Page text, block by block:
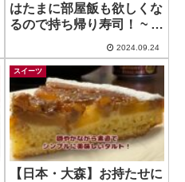
はたまに部屋飯も欲しくな
るので持ち帰り寿司！ ~ 持
2024.09.24
スイーツ
【日本・大森】お持たせに